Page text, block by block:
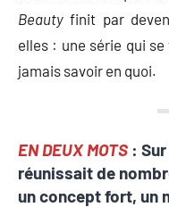
Beauty finit par
elles : une série qui
jamais savoir en quoi.
EN DEUX MOTS :
réunissait de
un concept fort, un